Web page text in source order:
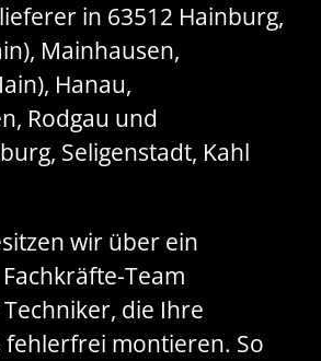
in 63512 Hainburg,
Mainhausen,
Hanau,
Rodgau und
Seligenstadt, Kahl
wir über ein
Team
die Ihre
montieren. So